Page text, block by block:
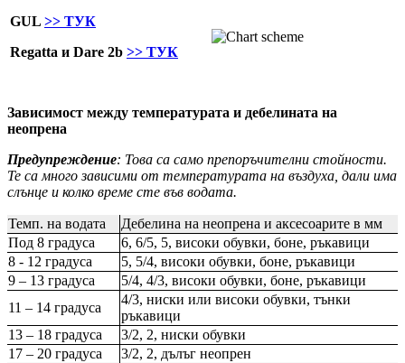
GUL >> ТУК
Regatta и Dare 2b >> ТУК
Зависимост между температурата и дебелината на
неопрена
Предупреждение: Това са само препоръчителни стойности.
Те са много зависими от температурата на въздуха, дали има
слънце и колко време сте във водата.
Темп. на водата
Дебелина на неопрена и аксесоарите в мм
Под 8 градуса
6, 6/5, 5, високи обувки, боне, ръкавици
8 - 12 градуса
5, 5/4, високи обувки, боне, ръкавици
9 – 13 градуса
5/4, 4/3, високи обувки, боне, ръкавици
11 – 14 градуса
4/3, ниски или високи обувки, тънки
ръкавици
13 – 18 градуса
3/2, 2, ниски обувки
17 – 20 градуса
3/2, 2, дълъг неопрен